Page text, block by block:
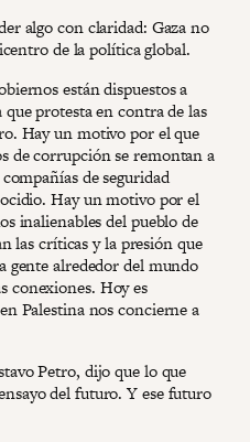
algo con claridad: Gaza no
de la política global.
están dispuestos a
protesta en contra de las
Hay un motivo por el que
de corrupción se remontan a
de seguridad
Hay un motivo por el
inalienables del pueblo de
las críticas y la presión que
gente alrededor del mundo
conexiones. Hoy es
Palestina nos concierne a
Petro, dijo que lo que
del futuro. Y ese futuro